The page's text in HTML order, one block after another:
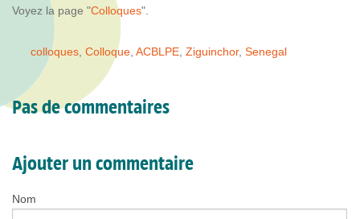
Voyez la page "Colloques".
colloques Colloque ACBLPE Ziguinchor, Senegal
Pas de commentaires
Ajouter un commentaire
Nom